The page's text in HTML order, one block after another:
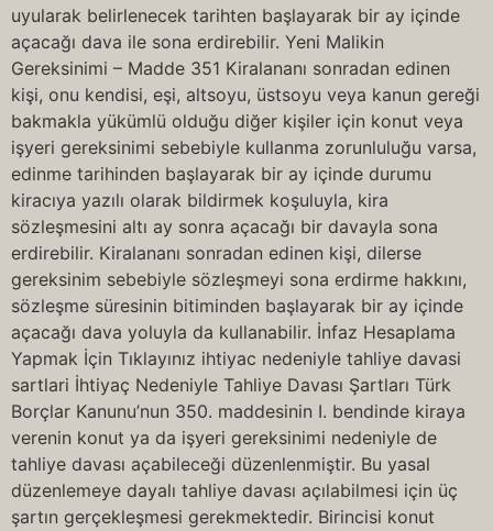
uyularak belirlenecek tarihten başlayarak bir ay içinde
açacağı dava ile sona erdirebilir. Yeni Malikin
Gereksinimi – Madde 351 Kiralananı sonradan edinen
kişi, onu kendisi, eşi, altsoyu, üstsoyu veya kanun gereği
bakmakla yükümlü olduğu diğer kişiler için konut veya
işyeri gereksinimi sebebiyle kullanma zorunluluğu varsa,
edinme tarihinden başlayarak bir ay içinde durumu
kiracıya yazılı olarak bildirmek koşuluyla, kira
sözleşmesini altı ay sonra açacağı bir davayla sona
erdirebilir. Kiralananı sonradan edinen kişi, dilerse
gereksinim sebebiyle sözleşmeyi sona erdirme hakkını,
sözleşme süresinin bitiminden başlayarak bir ay içinde
açacağı dava yoluyla da kullanabilir. İnfaz Hesaplama
Yapmak İçin Tıklayınız ihtiyac nedeniyle tahliye davasi
sartlari İhtiyaç Nedeniyle Tahliye Davası Şartları Türk
Borçlar Kanunu’nun 350. maddesinin I. bendinde kiraya
verenin konut ya da işyeri gereksinimi nedeniyle de
tahliye davası açabileceği düzenlenmiştir. Bu yasal
düzenlemeye dayalı tahliye davası açılabilmesi için üç
şartın gerçekleşmesi gerekmektedir. Birincisi konut